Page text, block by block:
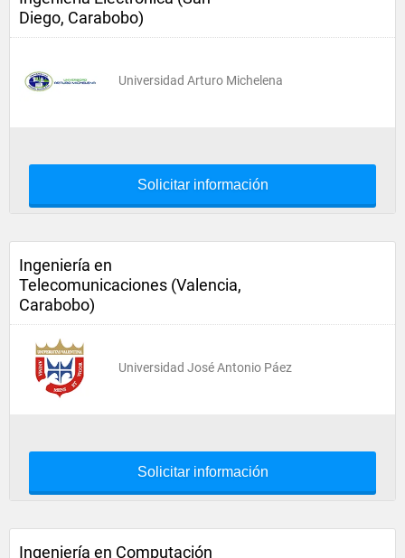
Diego, Carabobo)
Universidad Arturo Michelena
Solicitar información
Ingeniería en
Telecomunicaciones (Valencia,
Carabobo)
Universidad José Antonio Páez
Solicitar información
Ingeniería en Computación